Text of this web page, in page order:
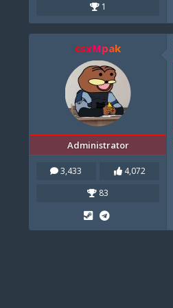
1
csxMpak
Administrator
3,433
4,072
83